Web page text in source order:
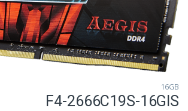
16GB
F4-2666C19S-16GIS